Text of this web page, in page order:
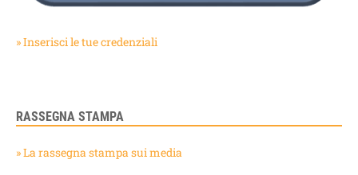
» Inserisci le tue credenziali
RASSEGNA STAMPA
» La rassegna stampa sui media